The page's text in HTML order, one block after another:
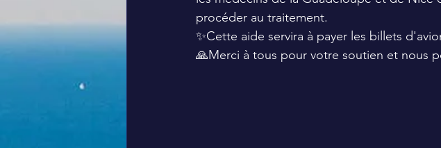
procéder au traitement.
✨️Cette aide servira à payer les billets
🙏Merci à tous pour votre soutien et nous